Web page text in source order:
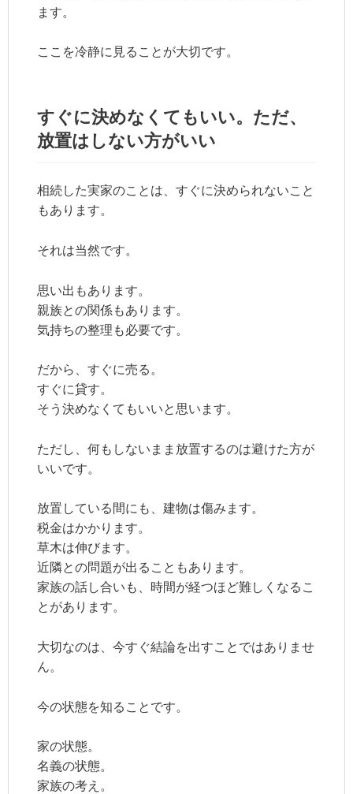
ます。
ここを冷静に見ることが大切です。
すぐに決めなくてもいい。ただ、
放置はしない方がいい
相続した実家のことは、すぐに決められないこと
もあります。
それは当然です。
思い出もあります。
親族との関係もあります。
気持ちの整理も必要です。
だから、すぐに売る。
すぐに貸す。
そう決めなくてもいいと思います。
ただし、何もしないまま放置するのは避けた方が
いいです。
放置している間にも、建物は傷みます。
税金はかかります。
草木は伸びます。
近隣との問題が出ることもあります。
家族の話し合いも、時間が経つほど難しくなるこ
とがあります。
大切なのは、今すぐ結論を出すことではありませ
ん。
今の状態を知ることです。
家の状態。
名義の状態。
家族の考え。